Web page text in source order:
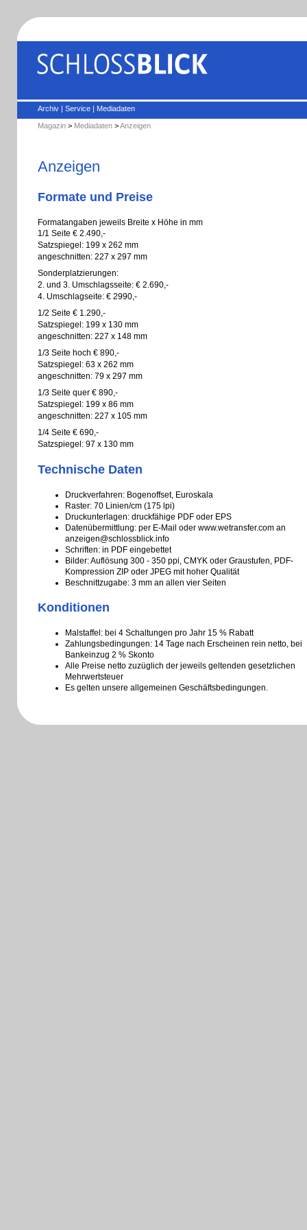
Archiv | Service | Mediadaten
Magazin > Mediadaten >Anzeigen
Anzeigen
Formate und Preise
Formatangaben jeweils Breite x Höhe in mm
1/1 Seite € 2.490,-
Satzspiegel: 199 x 262 mm
angeschnitten: 227 x 297 mm
Sonderplatzierungen:
2. und 3. Umschlagsseite: € 2.690,-
4. Umschlagseite: € 2990,-
1/2 Seite € 1.290,-
Satzspiegel: 199 x 130 mm
angeschnitten: 227 x 148 mm
1/3 Seite hoch € 890,-
Satzspiegel: 63 x 262 mm
angeschnitten: 79 x 297 mm
1/3 Seite quer € 890,-
Satzspiegel: 199 x 86 mm
angeschnitten: 227 x 105 mm
1/4 Seite € 690,-
Satzspiegel: 97 x 130 mm
Technische Daten
Druckverfahren: Bogenoffset, Euroskala
Raster: 70 Linien/cm (175 lpi)
Druckunterlagen: druckfähige PDF oder EPS
Datenübermittlung: per E-Mail oder www.wetransfer.com an
anzeigen@schlossblick.info
Schriften: in PDF eingebettet
Bilder: Auflösung 300 - 350 ppi, CMYK oder Graustufen, PDF-
Kompression ZIP oder JPEG mit hoher Qualität
Beschnittzugabe: 3 mm an allen vier Seiten
Konditionen
Malstaffel: bei 4 Schaltungen pro Jahr 15 % Rabatt
Zahlungsbedingungen: 14 Tage nach Erscheinen rein netto, bei
Bankeinzug 2 % Skonto
Alle Preise netto zuzüglich der jeweils geltenden gesetzlichen
Mehrwertsteuer
Es gelten unsere allgemeinen Geschäftsbedingungen.